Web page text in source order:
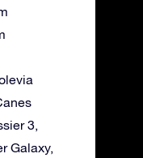
3,
Galaxy,